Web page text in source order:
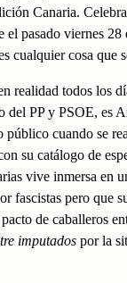
Canaria.
pasado viernes
cualquier cosa
realidad todos los
PP y PSOE, es
cuando se
su catálogo de
vive inmersa en
fascistas pero que
de caballeros
imputados por la